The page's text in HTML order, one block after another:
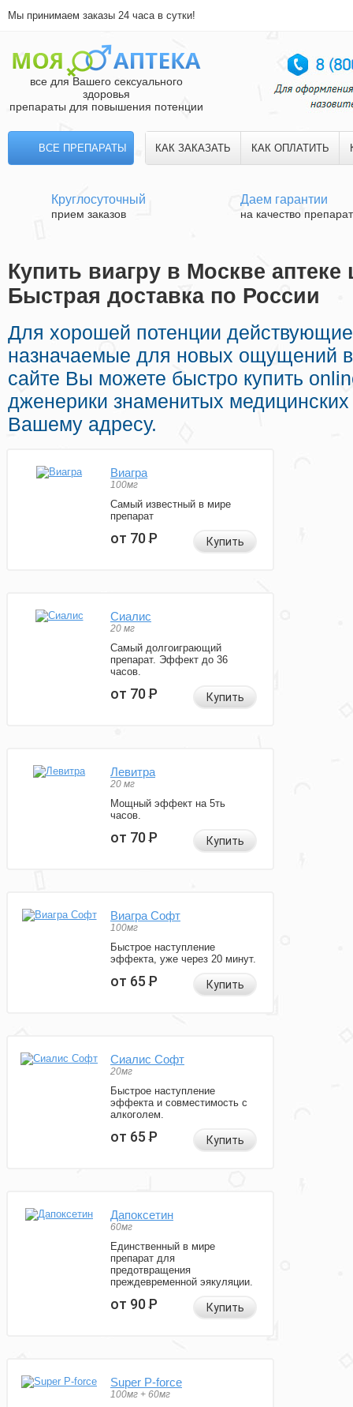
Мы принимаем заказы 24 часа в сутки!
все для Вашего сексуального
здоровья
препараты для повышения потенции
ВСЕ ПРЕПАРАТЫ КАК ЗАКАЗАТЬ КАК ОПЛАТИТЬ
Круглосуточный
прием заказов
Даем гарантии
на качество
Купить виагру в Москве
Быстрая доставка по России
Для хорошей потенции действующие
назначаемые для новых ощущений
сайте Вы можете быстро купить
дженерики знаменитых
Вашему адресу.
Виагра
100мг
Самый известный в мире
препарат
от 70Р Купить
Сиалис
20 мг
Самый долгоиграющий
препарат. Эффект до 36
часов.
от 70Р Купить
Левитра
20 мг
Мощный эффект на 5ть
часов.
от 70Р Купить
Виагра Софт
100мг
Быстрое наступление
эффекта, уже через 20 минут.
от 65Р Купить
Сиалис Софт
20мг
Быстрое наступление
эффекта и совместимость с
алкоголем.
от 65Р Купить
Дапоксетин
60мг
Единственный в мире
препарат для
предотвращения
преждевременной эякуляции.
от 90Р Купить
Super P-force
100мг + 60мг